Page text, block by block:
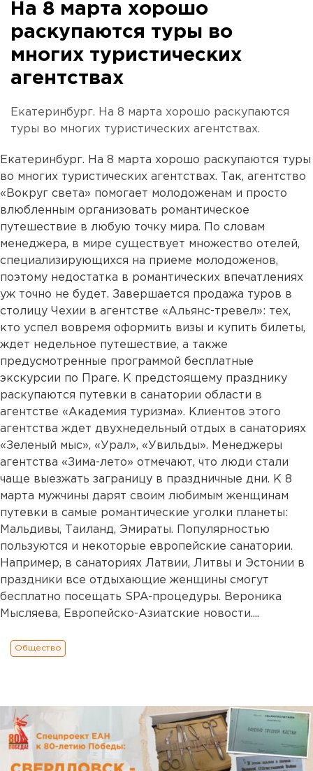
На 8 марта хорошо
раскупаются туры во
многих туристических
агентствах
Екатеринбург. На 8 марта хорошо раскупаются
туры во многих туристических агентствах.
Екатеринбург. На 8 марта хорошо раскупаются туры
во многих туристических агентствах. Так, агентство
«Вокруг света» помогает молодоженам и просто
влюбленным организовать романтическое
путешествие в любую точку мира. По словам
менеджера, в мире существует множество отелей,
специализирующихся на приеме молодоженов,
поэтому недостатка в романтических впечатлениях
уж точно не будет. Завершается продажа туров в
столицу Чехии в агентстве «Альянс-тревел»: тех,
кто успел вовремя оформить визы и купить билеты,
ждет недельное путешествие, а также
предусмотренные программой бесплатные
экскурсии по Праге. К предстоящему празднику
раскупаются путевки в санатории области в
агентстве «Академия туризма». Клиентов этого
агентства ждет двухнедельный отдых в санаториях
«Зеленый мыс», «Урал», «Увильды». Менеджеры
агентства «Зима-лето» отмечают, что люди стали
чаще выезжать заграницу в праздничные дни. К 8
марта мужчины дарят своим любимым женщинам
путевки в самые романтические уголки планеты:
Мальдивы, Таиланд, Эмираты. Популярностью
пользуются и некоторые европейские санатории.
Например, в санаториях Латвии, Литвы и Эстонии в
праздники все отдыхающие женщины смогут
бесплатно посещать SPA-процедуры. Вероника
Мысляева, Европейско-Азиатские новости....
Общество